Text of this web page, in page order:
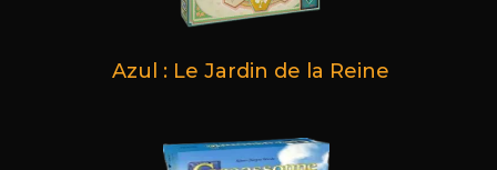
Azul : Le Jardin de la Reine